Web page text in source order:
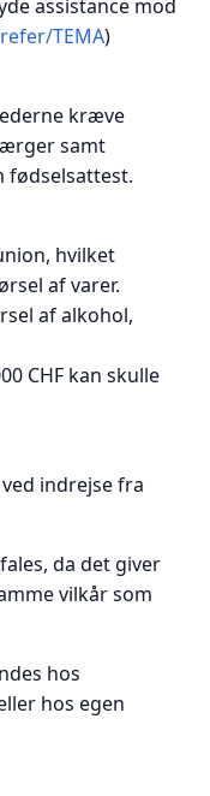
assistance mod
TEMA)
kræve
samt
fødselsattest.
hvilket
af varer.
af alkohol,
CHF kan skulle
indrejse fra
da det giver
vilkår som
hos
hos egen